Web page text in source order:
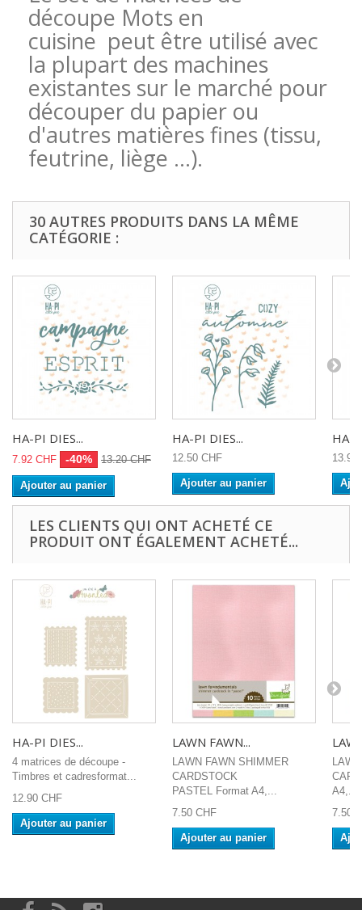
découpe Mots en
cuisine peut être utilisé avec
la plupart des machines
existantes sur le marché pour
découper du papier ou
d'autres matières fines (tissu,
feutrine, liège ...).
30 AUTRES PRODUITS DANS LA MÊME
CATÉGORIE :
HA-PI DIES...
7.92 CHF -40% 13.20 CHF
Ajouter au panier
HA-PI DIES...
12.50 CHF
Ajouter au panier
HA-
13.90
LES CLIENTS QUI ONT ACHETÉ CE
PRODUIT ONT ÉGALEMENT ACHETÉ...
HA-PI DIES...
4 matrices de découpe -
Timbres et cadresformat...
12.90 CHF
Ajouter au panier
LAWN FAWN...
LAWN FAWN SHIMMER
CARDSTOCK
PASTEL Format A4,...
7.50 CHF
Ajouter au panier
A4,...
7.50